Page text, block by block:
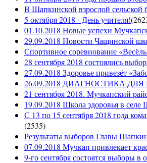
В Шапкинской взрослой сельской
5 октября 2018 - День учителя!(
01.10.2018 Новые успехи
29.09.2018 Новости Чащинской
Спортивное соревнование
28 сентября 2018 состоялись
27.09.2018 Здоровье привезёт
26.09.2018 ДИАГНОСТИКА ДЛЯ
21 сентября 2018. Мучкапский
19.09.2018 Школа здоровья в
С 13 по 15 сентября 2018 года
(2535)
Результаты выборов Главы
07.09.2018 Мучкап привлекает
9-го сентября состоятся выборы в